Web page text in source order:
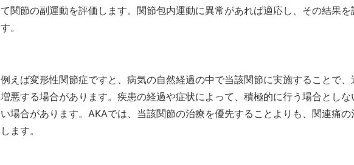
て関節の副運動を評価します。関節包内運動に異常があれば適応し、その結果を
す。
例えば変形性関節症ですと、病気の自然経過の中で当該関節に実施することで、
増悪する場合があります。疾患の経過や症状によって、積極的に行う場合としな
い場合があります。AKAでは、当該関節の治療を優先することよりも、関連痛の
します。